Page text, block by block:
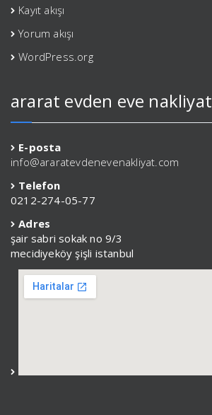
Kayıt akışı
Yorum akışı
WordPress.org
ararat evden eve nakliyat
E-posta
info@araratevdenevenakliyat.com
Telefon
0212-274-05-77
Adres
şair sabri sokak no 9/3
mecidiyeköy şişli istanbul